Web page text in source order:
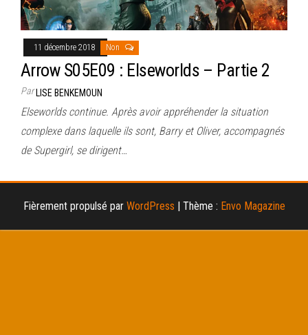
11 décembre 2018 Non
Arrow S05E09 : Elseworlds – Partie 2
ParLISE BENKEMOUN
Elseworlds continue. Après avoir appréhender la situation
complexe dans laquelle ils sont, Barry et Oliver, accompagnés
de Supergirl, se dirigent…
Fièrement propulsé par WordPress | Thème : Envo Magazine